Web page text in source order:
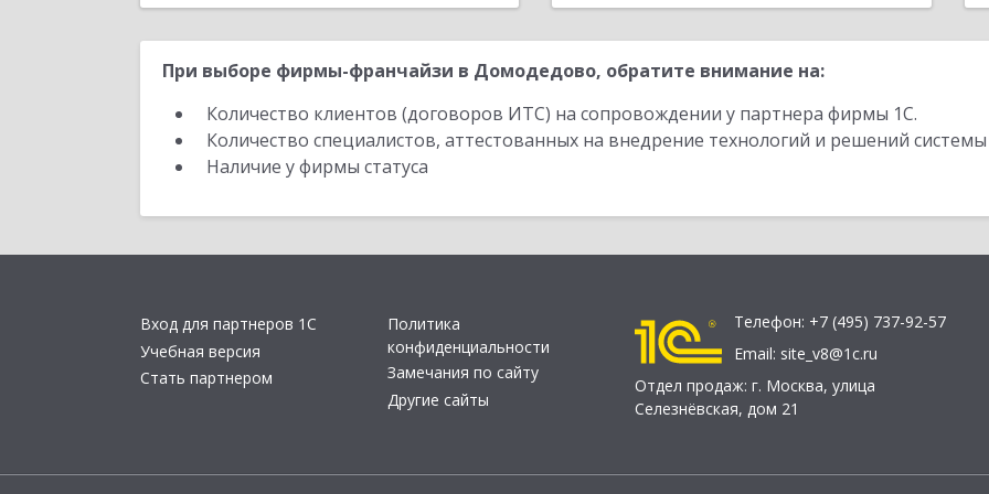
При выборе фирмы-франчайзи в Домодедово, обратите внимание на:
Количество клиентов (договоров ИТС) на сопровождении у партнера фирмы 1С.
Количество специалистов, аттестованных на внедрение технологий и решений
Наличие у фирмы статуса
Вход для партнеров 1С
Учебная версия
Стать партнером
Политика
конфиденциальности
Замечания по сайту
Другие сайты
Телефон: +7 (495) 737-92-57
Email: site_v8@1c.ru
Отдел продаж: г. Москва, улица
Селезнёвская, дом 21